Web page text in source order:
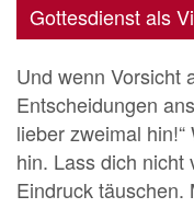
Gottesdienst als
Und wenn Vorsicht
Entscheidungen
lieber zweimal
hin. Lass dich nicht
Eindruck täuschen.